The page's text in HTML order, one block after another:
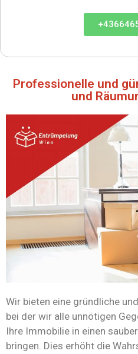
Professionelle und
und
Wir bieten eine gründliche
bei der wir alle unnötigen
Ihre Immobilie in einen
bringen. Dies erhöht die